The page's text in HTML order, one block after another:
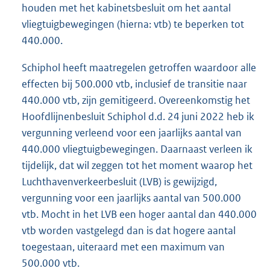
houden met het kabinetsbesluit om het aantal
vliegtuigbewegingen (hierna: vtb) te beperken tot
440.000.
Schiphol heeft maatregelen getroffen waardoor alle
effecten bij 500.000 vtb, inclusief de transitie naar
440.000 vtb, zijn gemitigeerd. Overeenkomstig het
Hoofdlijnenbesluit Schiphol d.d. 24 juni 2022 heb ik
vergunning verleend voor een jaarlijks aantal van
440.000 vliegtuigbewegingen. Daarnaast verleen ik
tijdelijk, dat wil zeggen tot het moment waarop het
Luchthavenverkeerbesluit (LVB) is gewijzigd,
vergunning voor een jaarlijks aantal van 500.000
vtb. Mocht in het LVB een hoger aantal dan 440.000
vtb worden vastgelegd dan is dat hogere aantal
toegestaan, uiteraard met een maximum van
500.000 vtb.